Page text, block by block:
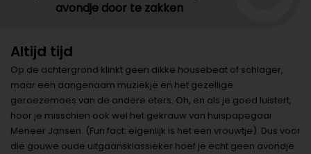
avondje door te zakken
Altijd tijd
Op de achtergrond klinkt geen dikke housebeat of schlager,
maar een aangenaam muziekje en het gezellige
geroezemoes van de andere eters. Oh, en als je goed luistert,
hoor je misschien ook wel het gekrauw van huispapegaai
Meneer Jansen. (Fun fact: eigenlijk is het een vrouwtje). Dus voor
die gouwe oude uitgaansklassieker hoef je echt geen avondje